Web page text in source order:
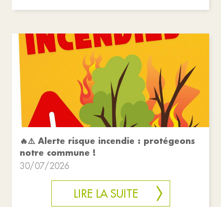
🔥⚠️ Alerte risque incendie : protégeons
notre commune !
30/07/2026
LIRE LA SUITE